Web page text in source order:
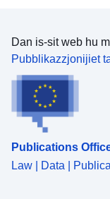
Dan is-sit web hu
Pubblikazzjonijiet
Publications
Law | Data |